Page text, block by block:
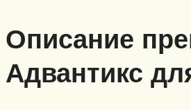
Описание
Адвантикс